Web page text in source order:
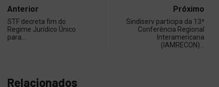
Anterior
STF decreta fim do
Regime Jurídico Único
para…
Próximo
Sindiserv participa da 13ª
Conferência Regional
Interamericana
(IAMRECON)…
Relacionados